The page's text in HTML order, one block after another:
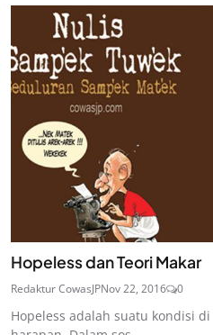
Hopeless dan Teori Makar
Redaktur CowasJPNov 22, 2016 0
Hopeless adalah suatu kondisi